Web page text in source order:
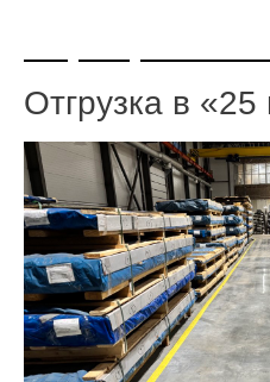
Отгрузка в «25